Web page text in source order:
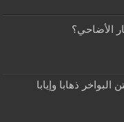
الأضاحي؟
ذهابا وإيابا